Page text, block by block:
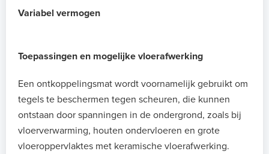
Variabel vermogen
Toepassingen en mogelijke vloerafwerking
Een ontkoppelingsmat wordt voornamelijk gebruikt om
tegels te beschermen tegen scheuren, die kunnen
ontstaan door spanningen in de ondergrond, zoals bij
vloerverwarming, houten ondervloeren en grote
vloeroppervlaktes met keramische vloerafwerking.